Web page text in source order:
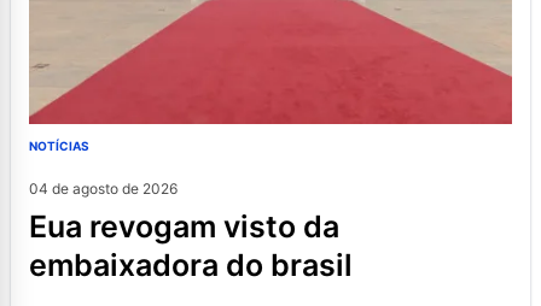
NOTÍCIAS
04 de agosto de 2026
eua revogam visto da
embaixadora do brasil